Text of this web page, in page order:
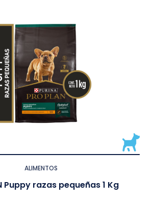
ALIMENTOS
Puppy razas pequeñas 1 Kg